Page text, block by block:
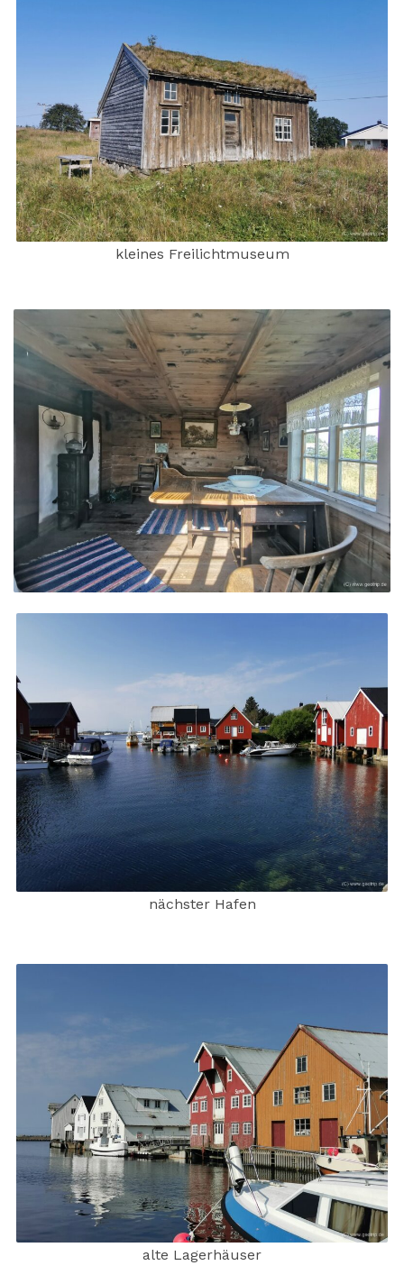
kleines Freilichtmuseum
nächster Hafen
alte Lagerhäuser